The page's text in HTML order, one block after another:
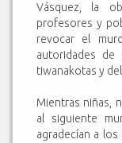
Vásquez, la
profesores y
revocar el
autoridades de
tiwanakotas y
Mientras niñas,
al siguiente
agradecían a